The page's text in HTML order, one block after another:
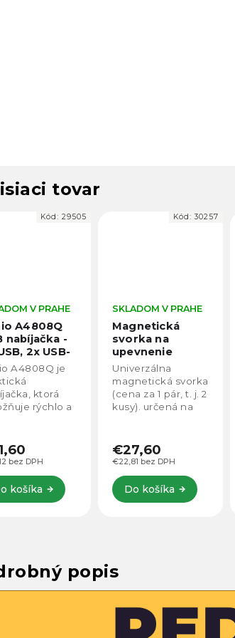
tovar
na
na kov
V PRAHE
bez DPH
košíka
svorka
za 1 pár, t. j. 2
určená na
Pre
ako je
6C II...
Kód:30257
LDNIO A4809C
100 W USB GaN
super rýchla
nabíjačka – 2x
USB, 2x USB-C
SKLADOM V PRAHE
€42,64 bez DPH
€51,60
Do košíka
LDNIO A4809C je
výkonná stolná
GaN nabíjačka s
celkovým
rýchle a bezpečné
nabíjanie
zariadení súčasne.
Ponúka štyri porty
Kód:25646
popis